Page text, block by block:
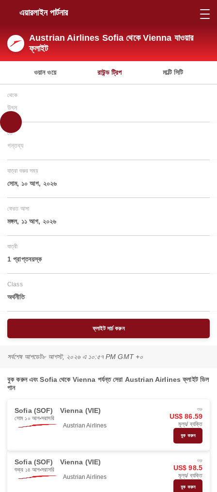
এয়ারলাইন পার্টনার
Austrian Airlines Sofia থেকে Vienna যাওয়ার
ফ্লাইট
ওয়ান ওয়ে রাউন্ড ট্রিপ মাল্টি সিটি
থেকে
উৎস
তে
গন্তব্য
যাত্রা শুরুর সময়
সোম, ১০ আগ, ২০২৬
ফেরত আসা
মঙ্গল, ১১ আগ, ২০২৬
যাত্রী
1 প্রাপ্তবয়স্ক
Class
অর্থনীতি
ফ্লাইট সার্চ করুন
সর্বশেষ আপডেট৮ আগস্ট, ২০২৬ এ ১০:৫৭ PM GMT +০
বুক করুন এবং Sofia থেকে Vienna পর্যন্ত সেরা Austrian Airlines ফ্লাইট ডিল
পান
Sofia (SOF) Vienna (VIE)
সোম ১০ আগ সরাসরি
Austrian Airlines
শুরু
US$ 86.59
মূল্য/ ব্যক্তি
বুক করুন
Sofia (SOF) Vienna (VIE)
শুক্র ১৪ আগ সরাসরি
Austrian Airlines
শুরু
US$ 98.5
মূল্য/ ব্যক্তি
বুক করুন